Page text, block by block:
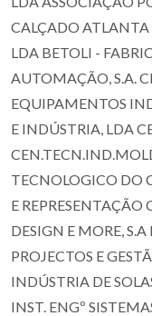
CALÇADO
LDA BETOLI -
AUTOMAÇÃO, S.A.
EQUIPAMENTOS
E INDÚSTRIA, LDA
TECNOLOGICO DO
E REPRESENTAÇÃO
DESIGN E MORE,
PROJECTOS E
INDÚSTRIA DE
INST. ENGº